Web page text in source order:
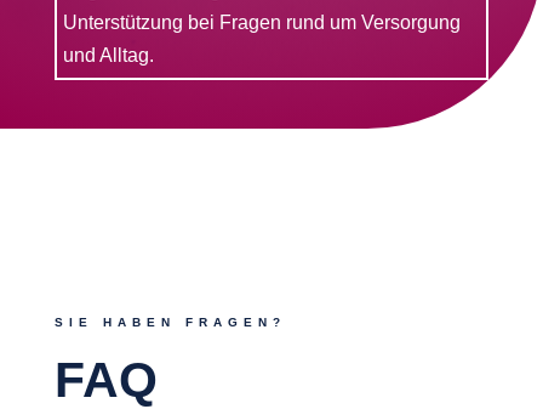
Unterstützung bei Fragen rund um Versorgung
und Alltag.
SIE HABEN FRAGEN?
FAQ